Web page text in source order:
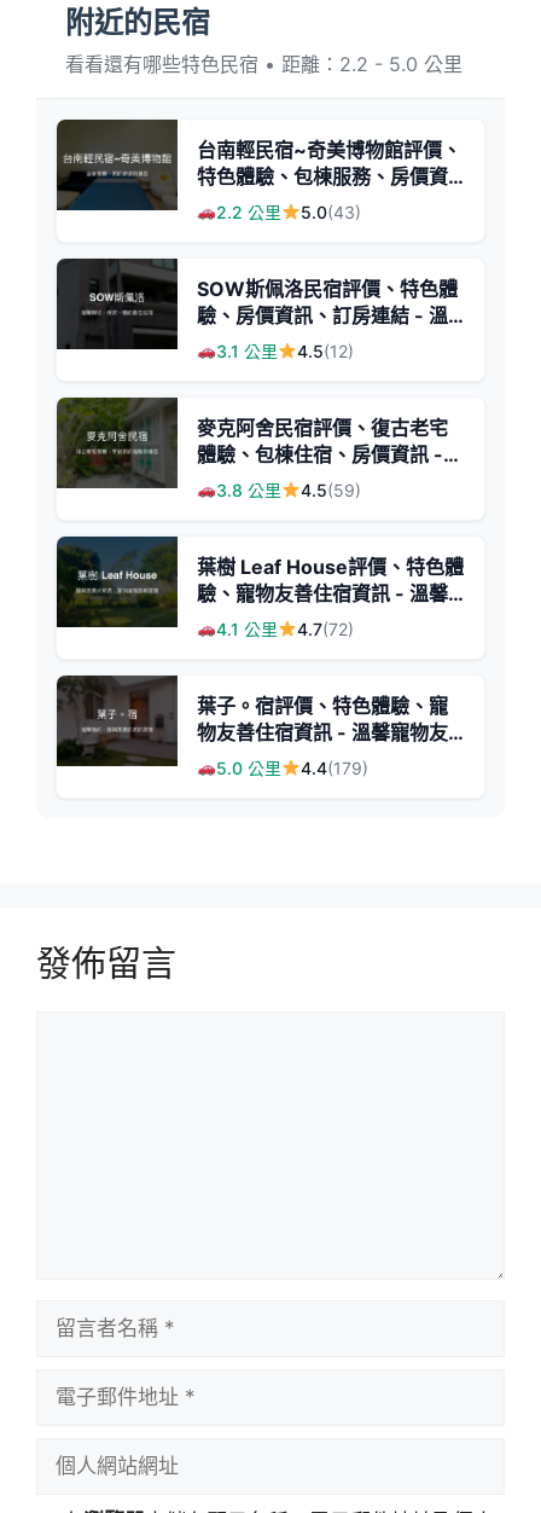
附近的民宿
看看還有哪些特色民宿 • 距離：2.2 - 5.0 公里
台南輕民宿~奇美博物館評價、
特色體驗、包棟服務、房價資
訊 - 溫馨家庭旅遊首選
2.2 公里 5.0(43)
SOW斯佩洛民宿評價、特色體
驗、房價資訊、訂房連結 - 溫
馨親切與便利設施
3.1 公里 4.5(12)
麥克阿舍民宿評價、復古老宅
體驗、包棟住宿、房價資訊 -
溫馨老屋風情
3.8 公里 4.5(59)
葉樹 Leaf House評價、特色體
驗、寵物友善住宿資訊 - 溫馨
寵物友善民宿
4.1 公里 4.7(72)
葉子。宿評價、特色體驗、寵
物友善住宿資訊 - 溫馨寵物友
善民宿
5.0 公里 4.4(179)
發佈留言